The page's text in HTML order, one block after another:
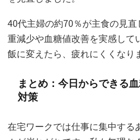
40代主婦の約70％が主食の見
重減少や血糖値改善を実感して
飯に変えたら、疲れにくくなり
まとめ：今日からできる
対策
在宅ワークでは仕事に集中する